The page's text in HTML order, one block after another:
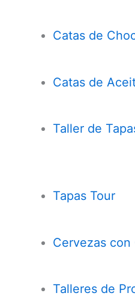
Catas de
Catas de
Taller de
Tapas Tour
Cervezas con
Talleres de